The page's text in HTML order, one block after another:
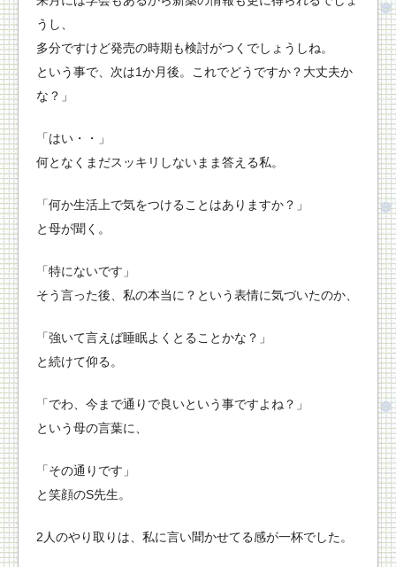
うし、
多分ですけど発売の時期も検討がつくでしょうしね。
という事で、次は1か月後。これでどうですか？大丈夫か
な？」
「はい・・」
何となくまだスッキリしないまま答える私。
「何か生活上で気をつけることはありますか？」
と母が聞く。
「特にないです」
そう言った後、私の本当に？という表情に気づいたのか、
「強いて言えば睡眠よくとることかな？」
と続けて仰る。
「でわ、今まで通りで良いという事ですよね？」
という母の言葉に、
「その通りです」
と笑顔のS先生。
2人のやり取りは、私に言い聞かせてる感が一杯でした。